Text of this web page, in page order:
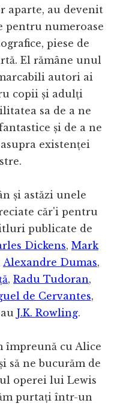
aparte, au devenit
pentru numeroase
piese de
El rămâne unul
autori ai
copii și adulți
sa de a ne
și de a ne
existenței
și astăzi unele
căr'i pentru
publicate de
Dickens, Mark
Alexandre Dumas,
, Radu Tudoran,
de Cervantes,
J.K. Rowling.
împreună cu Alice
să ne bucurăm de
operei lui Lewis
purtați într-un